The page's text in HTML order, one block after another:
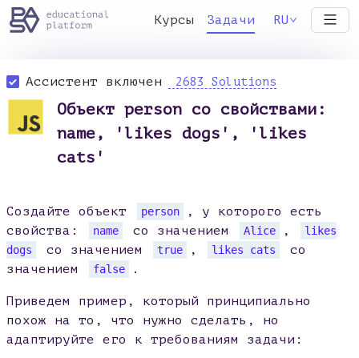
Курсы Задачи RU
Ассистент включен 2683 Solutions
Объект person со свойствами:
name, 'likes dogs', 'likes
cats'
Создайте объект person
, у которого есть
свойства:
name со значением Alice ,
likes
dogs
со значением true , likes cats
со
значением
false .
Приведем пример, который принципиально
похож на то, что нужно сделать, но
адаптируйте его к требованиям задачи: